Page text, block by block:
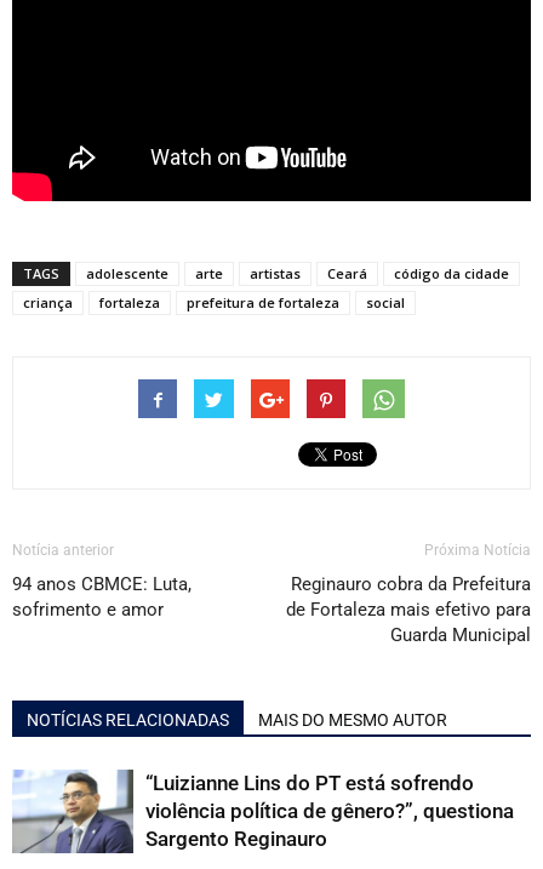
TAGS adolescente arte artistas Ceará
código da cidade
criança
fortaleza prefeitura de fortaleza social
Notícia anterior
94 anos CBMCE: Luta,
sofrimento e amor
Próxima Notícia
Reginauro cobra da Prefeitura
de Fortaleza mais efetivo para
Guarda Municipal
NOTÍCIAS RELACIONADAS MAIS DO MESMO AUTOR
“Luizianne Lins do PT está sofrendo
violência política de gênero?”, questiona
Sargento Reginauro